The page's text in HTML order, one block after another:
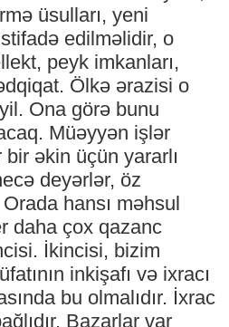
üsulları, yeni
edilməlidir, o
peyk imkanları,
Ölkə ərazisi o
Ona görə bunu
Müəyyən işlər
əkin üçün yararlı
deyərlər, öz
hansı məhsul
daha çox qazanc
İkincisi, bizim
inkişafı və ixracı
bu olmalıdır. İxrac
Bazarlar var